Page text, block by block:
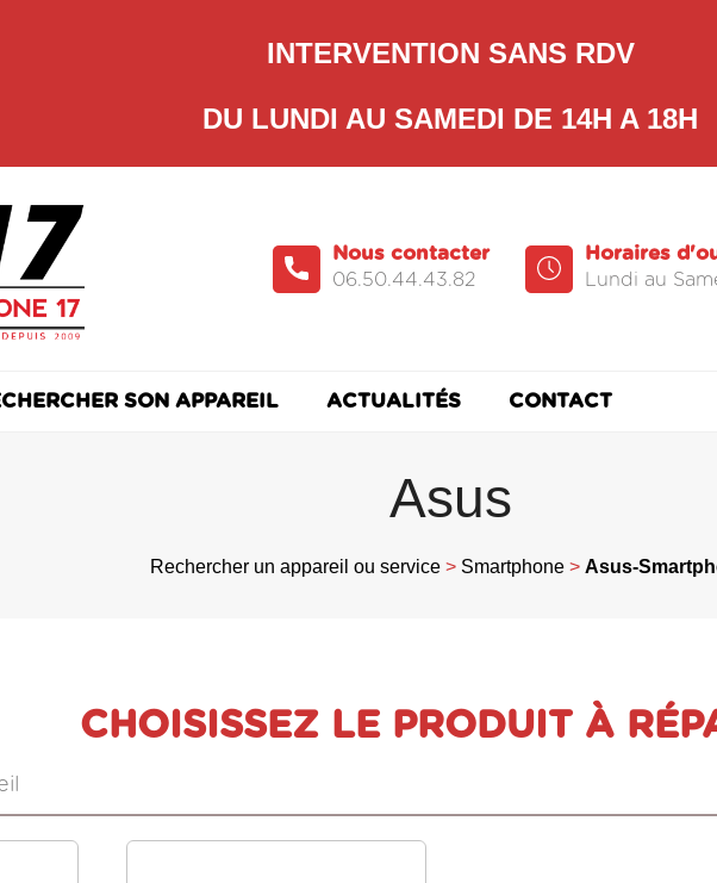
INTERVENTION SANS RDV
DU LUNDI AU SAMEDI DE 14H A 18H
Horaires
Lundi au
Nous contacter
06.50.44.43.82
SON APPAREIL ACTUALITÉS CONTACT
Asus
Rechercher un appareil ou service > Smartphone > Asus-
CHOISISSEZ LE PRODUIT À